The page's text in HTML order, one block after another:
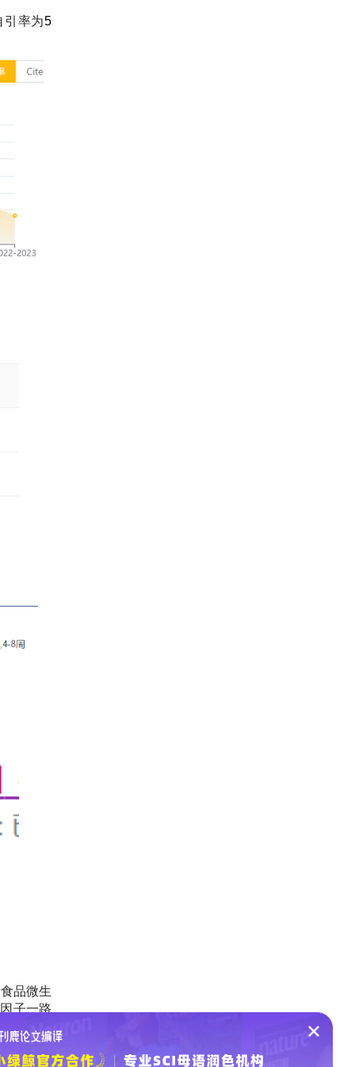
引率为5
品微生
子一路